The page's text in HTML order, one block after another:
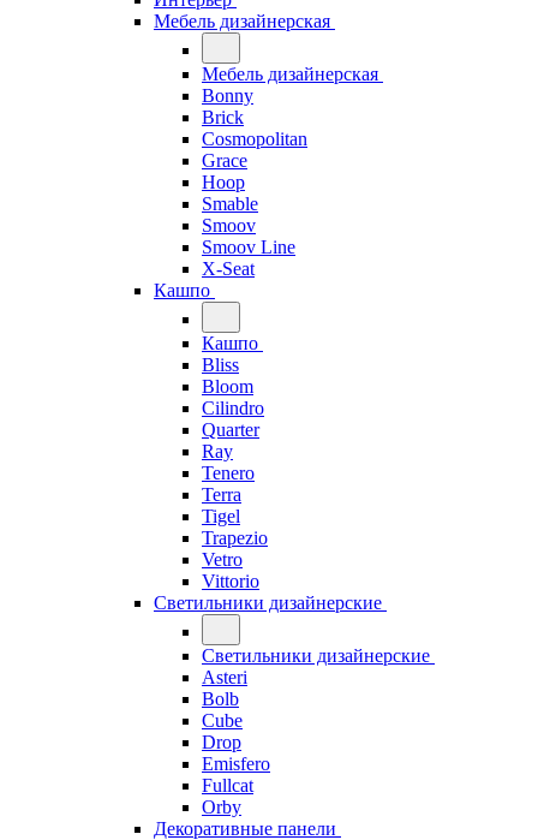
Мебель дизайнерская
Мебель дизайнерская
Bonny
Brick
Cosmopolitan
Grace
Hoop
Smable
Smoov
Smoov Line
X-Seat
Кашпо
Кашпо
Bliss
Bloom
Cilindro
Quarter
Ray
Tenero
Terra
Tigel
Trapezio
Vetro
Vittorio
Светильники дизайнерские
Светильники дизайнерские
Asteri
Bolb
Cube
Drop
Emisfero
Fullcat
Orby
Декоративные панели